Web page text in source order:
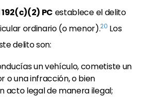
PC establece el delito
ordinario (o menor).20 Los
delito son:
un vehículo, cometiste un
o una infracción, o bien
acto legal de manera ilegal;